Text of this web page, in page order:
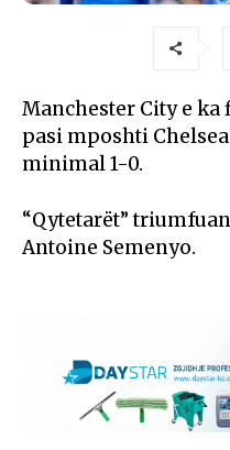
Manchester Citye ka
pasi mposhti
minimal 1-0.
“Qytetarët”
Antoine Semenyo.